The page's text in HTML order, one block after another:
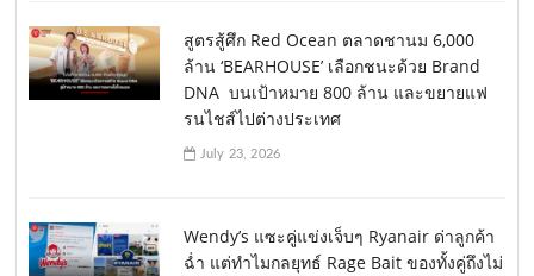
สูตรสู้ศึก Red Ocean ตลาดชานม 6,000
ล้าน ‘BEARHOUSE’ เลือกชนะด้วย Brand
DNA บนเป้าหมาย 800 ล้าน และขยายแฟ
รนไชส์ไปต่างประเทศ
July 23, 2026
Wendy’s แซะคู่แข่งเจ็บๆ Ryanair ด่าลูกค้า
ฉ่ำ แต่ทำไมกลยุทธ์ Rage Bait ของทั้งคู่ถึงไม่